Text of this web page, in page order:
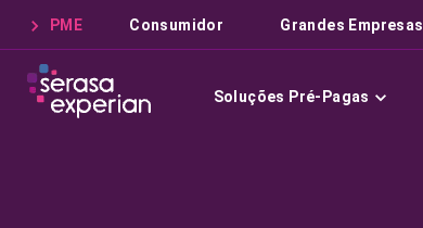
PME Consumidor Grandes Empresas
Soluções Pré-Pagas